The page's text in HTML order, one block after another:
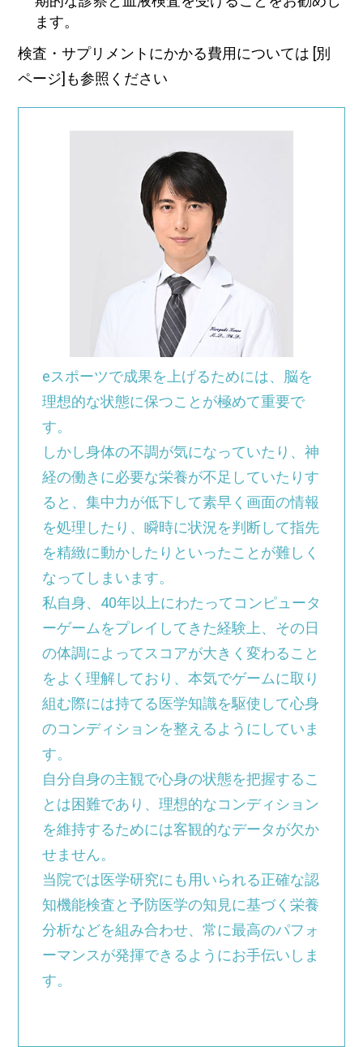
ます。
検査・サプリメントにかかる費用については [別
ページ] も参照ください
eスポーツで成果を上げるためには、脳を
理想的な状態に保つことが極めて重要で
す。
しかし身体の不調が気になっていたり、神
経の働きに必要な栄養が不足していたりす
ると、集中力が低下して素早く画面の情報
を処理したり、瞬時に状況を判断して指先
を精緻に動かしたりといったことが難しく
なってしまいます。
私自身、40年以上にわたってコンピュータ
ーゲームをプレイしてきた経験上、その日
の体調によってスコアが大きく変わること
をよく理解しており、本気でゲームに取り
組む際には持てる医学知識を駆使して心身
のコンディションを整えるようにしていま
す。
自分自身の主観で心身の状態を把握するこ
とは困難であり、理想的なコンディション
を維持するためには客観的なデータが欠か
せません。
当院では医学研究にも用いられる正確な認
知機能検査と予防医学の知見に基づく栄養
分析などを組み合わせ、常に最高のパフォ
ーマンスが発揮できるようにお手伝いしま
す。